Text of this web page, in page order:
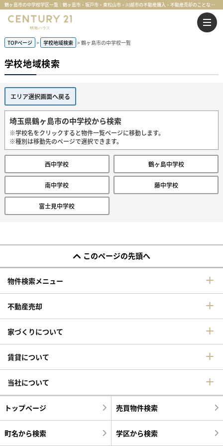
鶴ヶ島市の中学校学区一覧｜鶴ヶ島市・坂戸市・東松山市・川越市の不動産購入・不動産売却のことならセンチュリー21明和ハウス
TOPページ 学校地域検索 鶴ヶ島市の中学校一覧
学校地域検索
エリア選択画面へ戻る
埼玉県鶴ヶ島市の中学校から検索
※学校名をクリックすると物件一覧ページに移動します。
※種別は移動先のページで選択できます。
西中学校 鶴ヶ島中学校
南中学校 藤中学校
富士見中学校
このページの先頭へ
物件検索メニュー
不動産売却
家づくりについて
賃貸について
当社について
トップページ 売買物件検索
町名から検索 学区から検索